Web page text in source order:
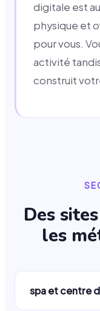
digitale est
physique et
pour vous.
activité
construit
Des
les
spa et centre